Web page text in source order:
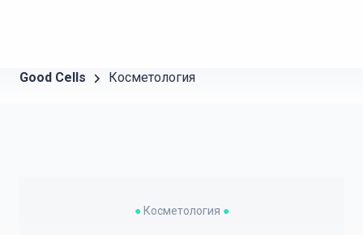
Good Cells Косметология
●Косметология ●